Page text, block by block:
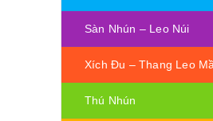
Sàn Nhún – Leo Núi
Xích Đu – Thang Leo
Thú Nhún